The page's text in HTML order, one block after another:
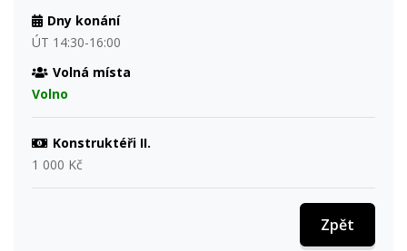
Dny konání
ÚT 14:30-16:00
Volná místa
Volno
Konstruktéři II.
1 000 Kč
Zpět